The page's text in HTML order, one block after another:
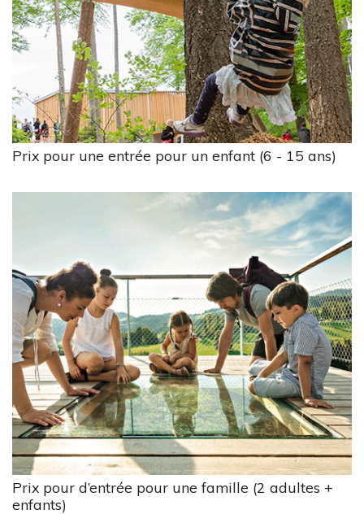
Prix pour une entrée pour un enfant (6 - 15 ans)
Prix pour d’entrée pour une famille (2 adultes +
enfants)